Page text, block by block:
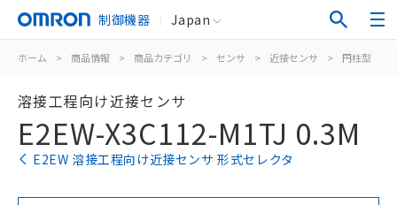
制御機器 Japan
ホーム > 商品情報 > 商品カテゴリ > センサ > 近接センサ > 円柱型
溶接工程向け近接センサ
E2EW-X3C112-M1TJ 0.3M
E2EW 溶接工程向け近接センサ 形式セレクタ